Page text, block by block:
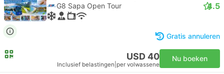
G8 Sapa Open Tour 4.5
Gratis annuleren
USD 40
Inclusief belastingen per volwassene
Nu boeken